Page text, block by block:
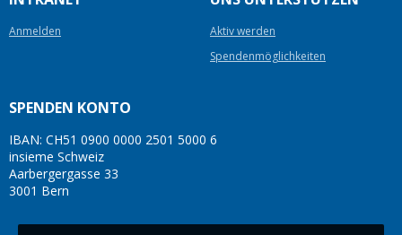
Anmelden
Aktiv werden
Spendenmöglichkeiten
SPENDEN KONTO
IBAN: CH51 0900 0000 2501 5000 6
insieme Schweiz
Aarbergergasse 33
3001 Bern